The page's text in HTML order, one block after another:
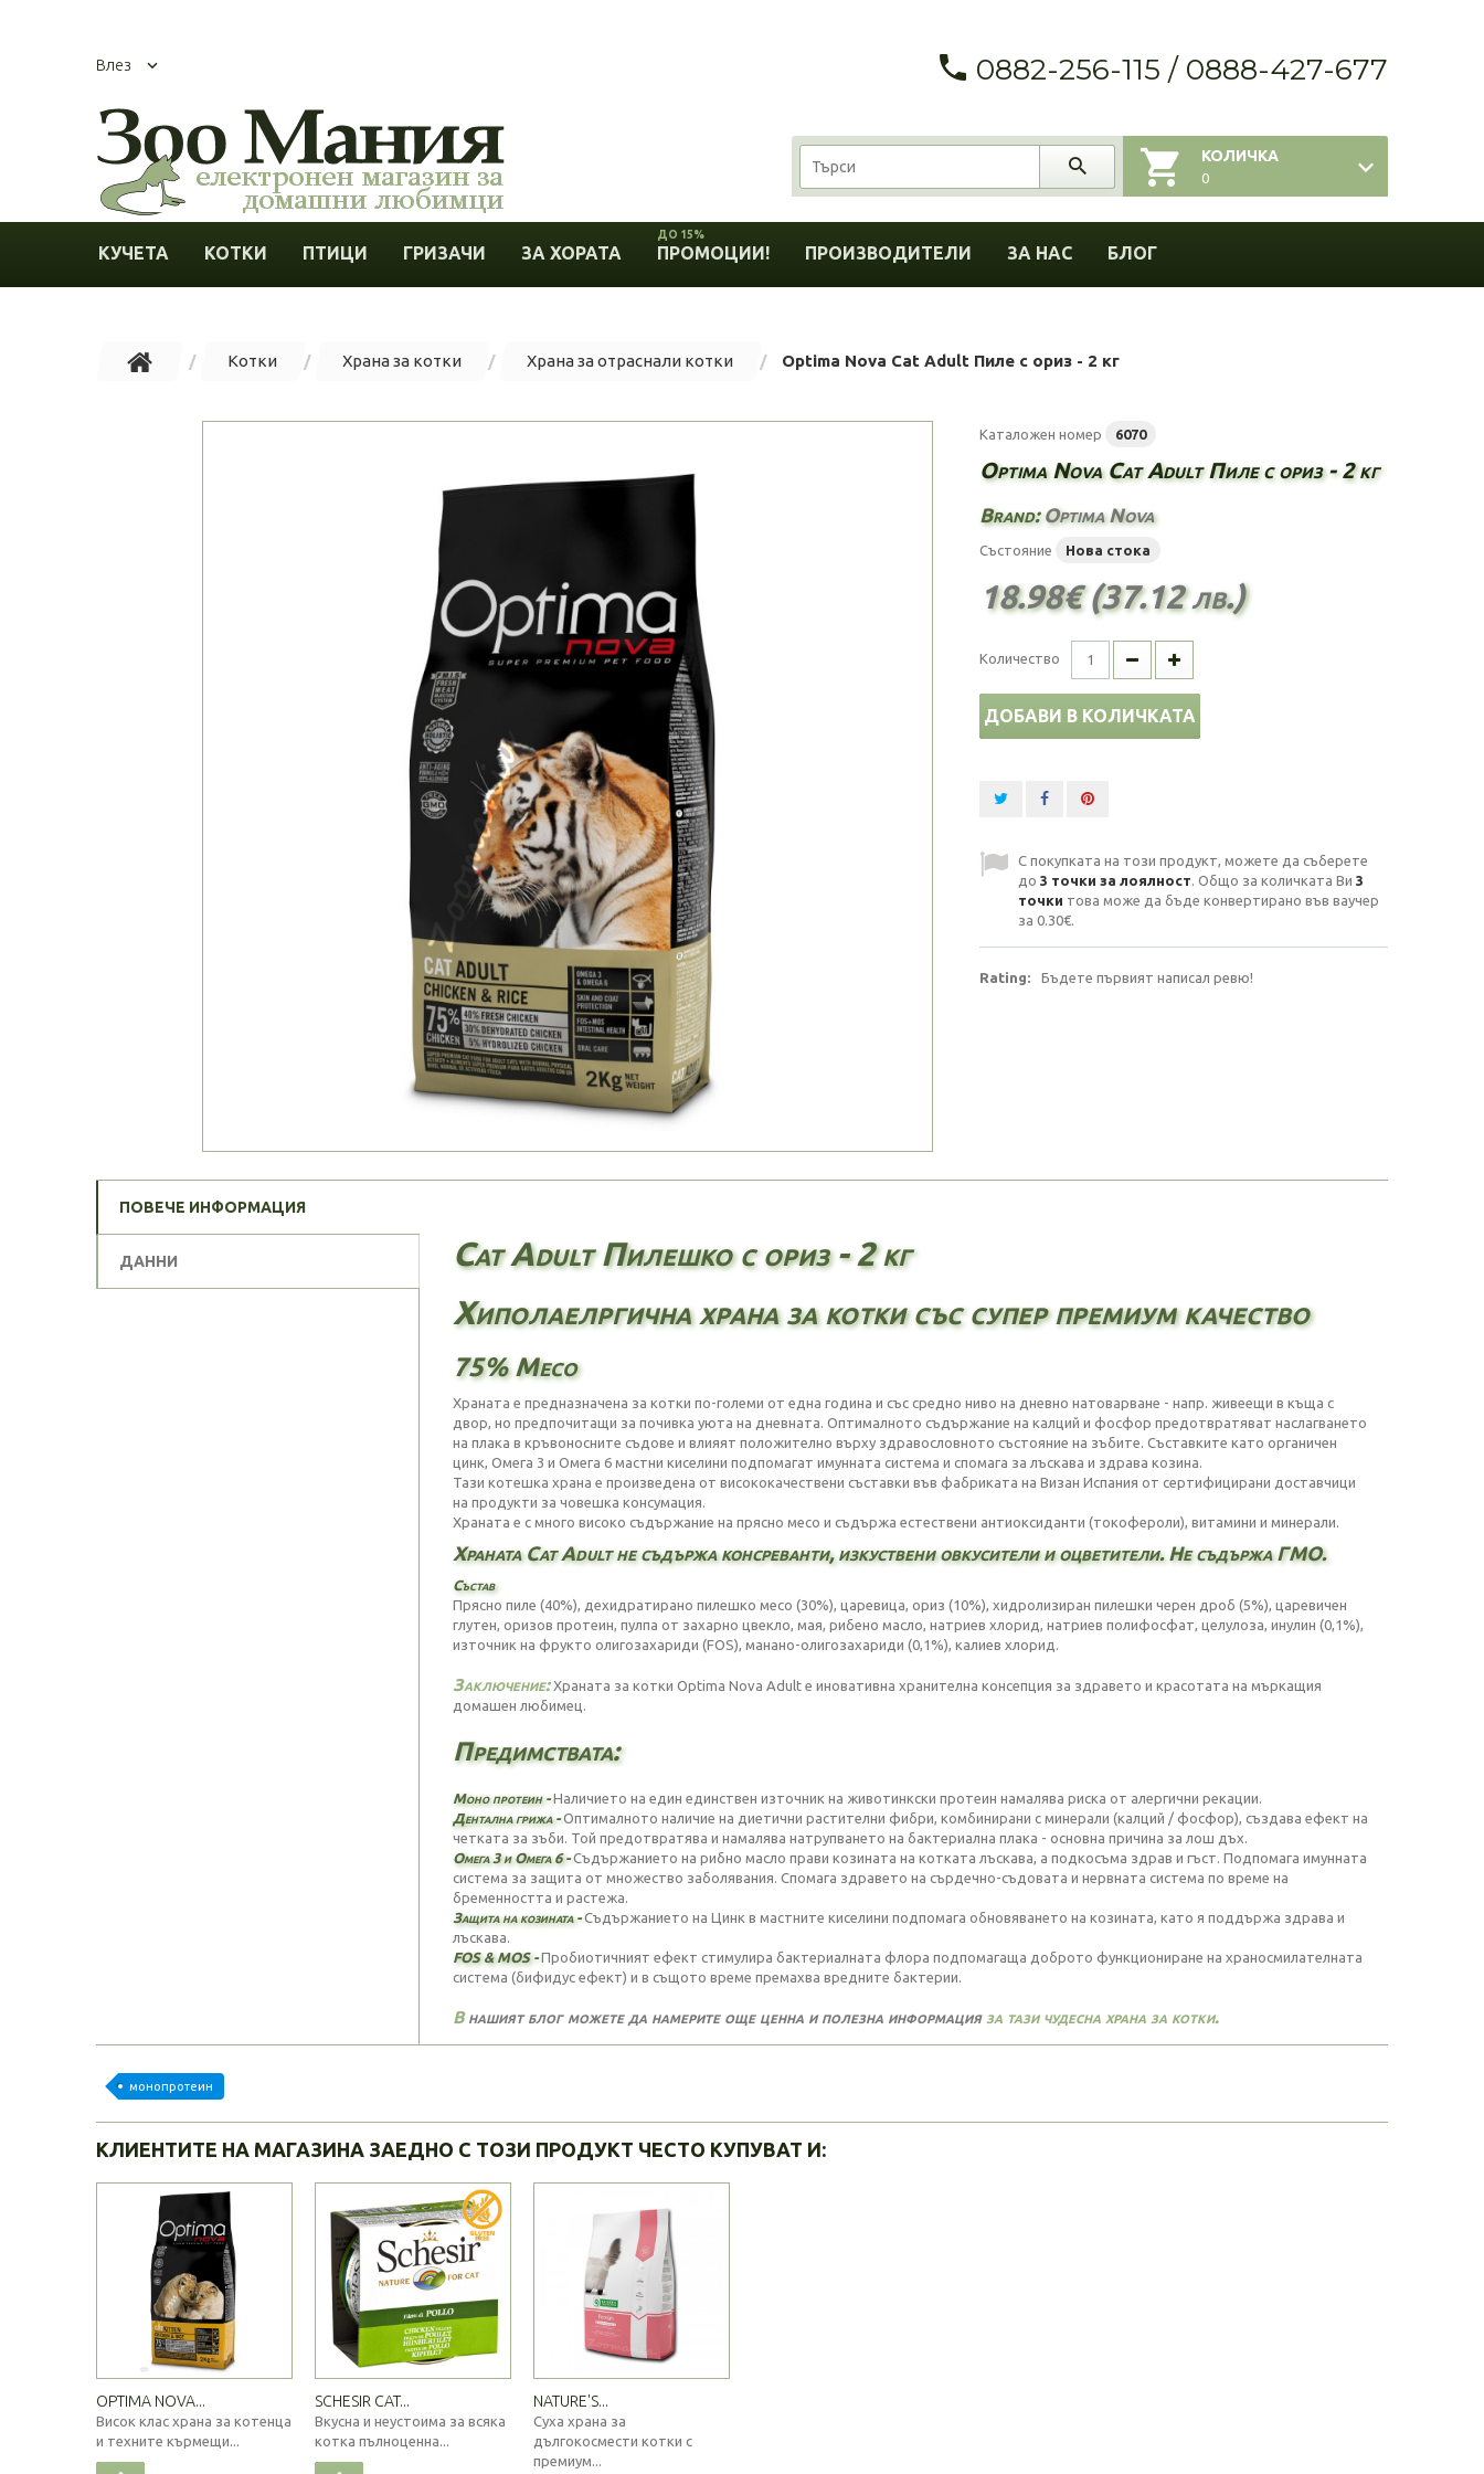
Влез 0882-256-115 / 0888-427-677
КОЛИЧКА
0
КУЧЕТА КОТКИ ПТИЦИ ГРИЗАЧИ ЗА ХОРАТА ПРОМОЦИИ!
ДО 15%
ПРОИЗВОДИТЕЛИ ЗА НАС БЛОГ
Котки Храна за котки Храна за отраснали котки Optima Nova Cat Adult Пиле с ориз - 2 кг
Каталожен номер 6070
Optima Nova Cat Adult Пиле с ориз - 2 кг
Brand:Optima Nova
Състояние Нова стока
18.98€ (37.12 лв.)
Количество
ДОБАВИ В КОЛИЧКАТА
С покупката на този продукт, можете да съберете
до 3 точки за лоялност. Общо за количката Ви 3
точки това може да бъде конвертирано във ваучер
за 0.30€.
Rating: Бъдете първият написал ревю!
ПОВЕЧЕ ИНФОРМАЦИЯ
ДАННИ
Cat Adult Пилешко с ориз - 2 кг
Хиполаелргична храна за котки със супер премиум качество
75% Месо
Храната е предназначена за котки по-големи от една година и със средно ниво на дневно натоварване - напр. живеещи в къща с
двор, но предпочитащи за почивка уюта на дневната. Оптималното съдържание на калций и фосфор предотвратяват наслагването
на плака в кръвоносните съдове и влияят положително върху здравословното състояние на зъбите. Съставките като органичен
цинк, Омега 3 и Омега 6 мастни киселини подпомагат имунната система и спомага за лъскава и здрава козина.
Тази котешка храна е произведена от висококачествени съставки във фабриката на Визан Испания от сертифицирани доставчици
на продукти за човешка консумация.
Храната е с много високо съдържание на прясно месо и съдържа естествени антиоксиданти (токофероли), витамини и минерали.
Храната Cat Adult не съдържа консреванти, изкуствени овкусители и оцветители. Не съдържа ГМО.
Състав
Прясно пиле (40%), дехидратирано пилешко месо (30%), царевица, ориз (10%), хидролизиран пилешки черен дроб (5%), царевичен
глутен, оризов протеин, пулпа от захарно цвекло, мая, рибено масло, натриев хлорид, натриев полифосфат, целулоза, инулин (0,1%),
източник на фрукто олигозахариди (FOS), манано-олигозахариди (0,1%), калиев хлорид.
Заключение:Храната за котки Optima Nova Adult е иновативна хранителна консепция за здравето и красотата на мъркащия
домашен любимец.
Предимствата:
Моно протеин -Наличието на един единствен източник на животинкски протеин намалява риска от алергични рекации.
Дентална грижа -Оптималното наличие на диетични растителни фибри, комбинирани с минерали (калций / фосфор), създава ефект на
четката за зъби. Той предотвратява и намалява натрупването на бактериална плака - основна причина за лош дъх.
Омега 3 и Омега 6 -Съдържанието на рибно масло прави козината на котката лъскава, а подкосъма здрав и гъст. Подпомага имунната
система за защита от множество заболявания. Спомага здравето на сърдечно-съдовата и нервната система по време на
бременността и растежа.
Защита на козината -Съдържанието на Цинк в мастните киселини подпомага обновяването на козината, като я поддържа здрава и
лъскава.
FOS & MOS -Прoбиотичният ефект стимулира бактериалната флора подпомагаща доброто функциониране на храносмилателната
система (бифидус ефект) и в същото време премахва вредните бактерии.
Внашият блог можете да намерите още ценна и полезна информацияза тази чудесна храна за котки.
монопротеин
КЛИЕНТИТЕ НА МАГАЗИНА ЗАЕДНО С ТОЗИ ПРОДУКТ ЧЕСТО КУПУВАТ И:
OPTIMA NOVA...
Висок клас храна за котенца
и техните кърмещи...
SCHESIR CAT...
Вкусна и неустоима за всяка
котка пълноценна...
NATURE'S...
Суха храна за
дългокосмести котки с
премиум...